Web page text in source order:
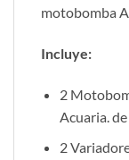
motobomba
Incluye:
2
Acuaria.
2